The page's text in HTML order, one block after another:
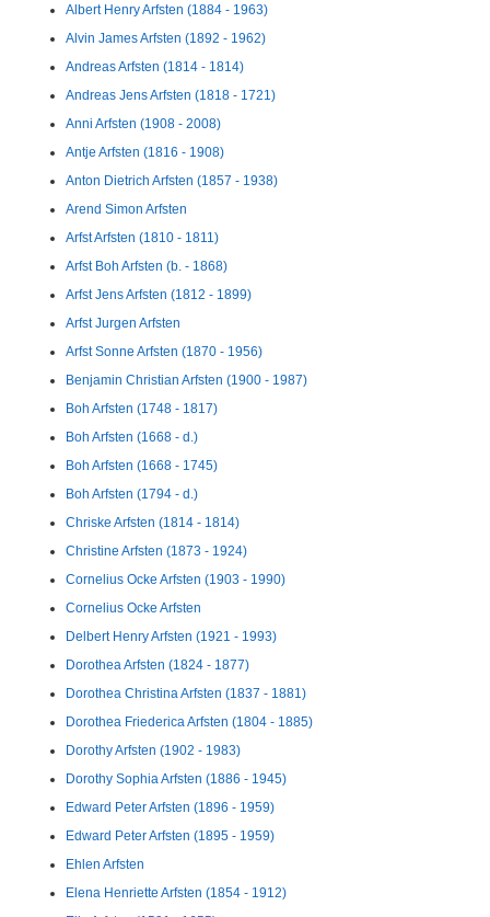
Albert Henry Arfsten (1884 - 1963)
Alvin James Arfsten (1892 - 1962)
Andreas Arfsten (1814 - 1814)
Andreas Jens Arfsten (1818 - 1721)
Anni Arfsten (1908 - 2008)
Antje Arfsten (1816 - 1908)
Anton Dietrich Arfsten (1857 - 1938)
Arend Simon Arfsten
Arfst Arfsten (1810 - 1811)
Arfst Boh Arfsten (b. - 1868)
Arfst Jens Arfsten (1812 - 1899)
Arfst Jurgen Arfsten
Arfst Sonne Arfsten (1870 - 1956)
Benjamin Christian Arfsten (1900 - 1987)
Boh Arfsten (1748 - 1817)
Boh Arfsten (1668 - d.)
Boh Arfsten (1668 - 1745)
Boh Arfsten (1794 - d.)
Chriske Arfsten (1814 - 1814)
Christine Arfsten (1873 - 1924)
Cornelius Ocke Arfsten (1903 - 1990)
Cornelius Ocke Arfsten
Delbert Henry Arfsten (1921 - 1993)
Dorothea Arfsten (1824 - 1877)
Dorothea Christina Arfsten (1837 - 1881)
Dorothea Friederica Arfsten (1804 - 1885)
Dorothy Arfsten (1902 - 1983)
Dorothy Sophia Arfsten (1886 - 1945)
Edward Peter Arfsten (1896 - 1959)
Edward Peter Arfsten (1895 - 1959)
Ehlen Arfsten
Elena Henriette Arfsten (1854 - 1912)